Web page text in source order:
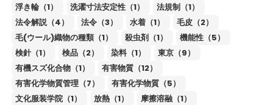
浮き輪（1）
洗濯寸法安定性（1）
法規制（1）
法令解説（4）
法令（3） 水着（1）
毛皮（2）
毛(ウール)織物の種類（1）
殺虫剤（1）
機能性（5）
検針（1）
検品（2） 染料（1）
東京（9）
有機スズ化合物（1）
有害物質（12）
有害化学物質管理（7）
有害化学物質（5）
文化服装学院（1）
放熱（1）
摩擦溶融（1）